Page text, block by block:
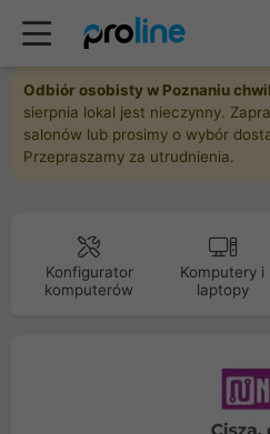
Odbiór osobisty w Poznaniu
sierpnia lokal jest nieczynny.
salonów lub prosimy o wybór
Przepraszamy za utrudnienia.
Konfigurator
komputerów
Komputery i
laptopy